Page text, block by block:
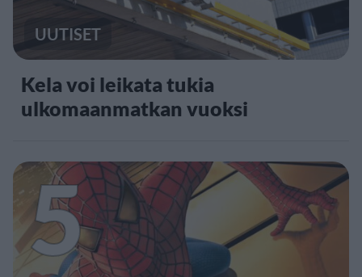
UUTISET
Kela voi leikata tukia
ulkomaanmatkan vuoksi
5